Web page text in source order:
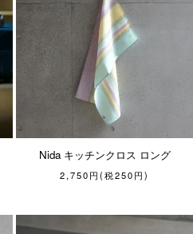
Nida キッチンクロス ロング
2,750円(税250円)